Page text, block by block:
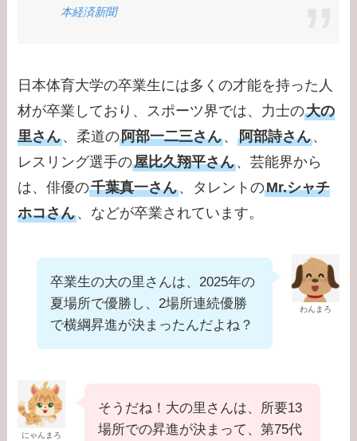
本経済新聞
日本体育大学の卒業生には多くの才能を持った人
材が卒業しており、スポーツ界では、力士の大の
里さん、柔道の阿部一二三さん、阿部詩さん、
レスリング選手の屋比久翔平さん、芸能界から
は、俳優の千葉真一さん、タレントのMr.シャチ
ホコさん、などが卒業されています。
わんまろ
卒業生の大の里さんは、2025年の
夏場所で優勝し、2場所連続優勝
で横綱昇進が決まったんだよね？
にゃんまろ
そうだね！大の里さんは、所要13
場所での昇進が決まって、第75代